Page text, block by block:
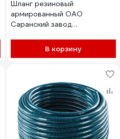
Шланг резиновый
армированный ОАО
Саранский завод
Атм СзРТ (рукав)
пневматический, для
компрессора 50м СЗРТ 25-
1,0-ВГ 40м
В корзину